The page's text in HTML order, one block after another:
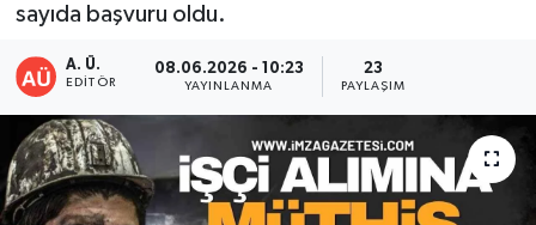
sayıda başvuru oldu.
A. Ü.
EDITÖR
08.06.2026 - 10:23
YAYINLANMA
23
PAYLAŞIM